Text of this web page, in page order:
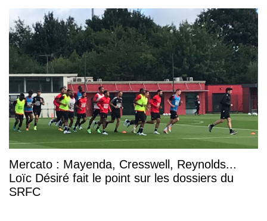
Mercato : Mayenda, Cresswell, Reynolds...
Loïc Désiré fait le point sur les dossiers du
SRFC